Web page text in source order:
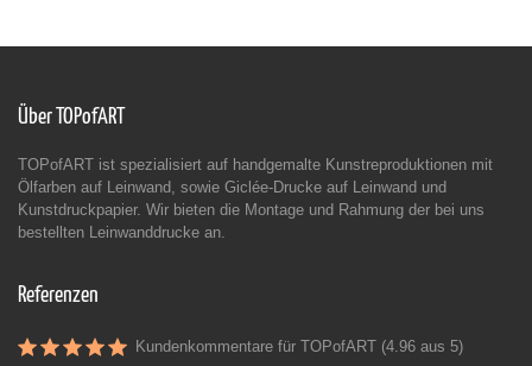
Über TOPofART
TOPofART ist spezialisiert auf handgemalte Kunstreproduktionen mit
Ölfarben auf Leinwand, sowie Giclée-Drucke auf Leinwand und
Kunstdruckpapier. Wir bieten die Montage und Rahmung der bei uns
bestellten Leinwanddrucke an.
Referenzen
Kundenkommentare für TOPofART (4.96 aus 5)